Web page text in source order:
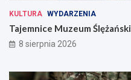
KULTURA WYDARZENIA
Tajemnice Muzeum
8 sierpnia 2026